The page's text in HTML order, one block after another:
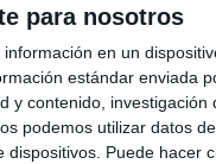
para nosotros
en un
estándar enviada
y contenido, investigación
podemos utilizar datos
Puede hacer